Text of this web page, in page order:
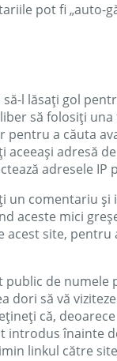
pot fi „auto-
l lăsați gol
să folosiți una
a căuta
adresă
adresele
comentariu
aceste mici
acest site,
public de
să vă
că,
introdus
linkul către